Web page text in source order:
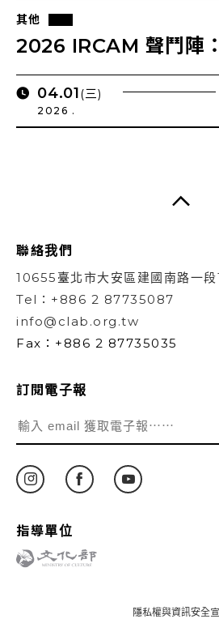
其他
2026 IRCAM 聲鬥陣
04.01(三)
2026 .
聯絡我們
10655臺北市大安區建國南路一
Tel：+886 2 87735087
info@clab.org.tw
Fax：+886 2 87735035
訂閱電子報
指導單位
隱私權與資訊安全